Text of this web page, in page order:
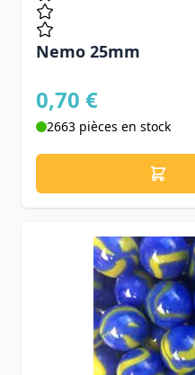
Nemo 25mm
0,70 €
2663 pièces en stock